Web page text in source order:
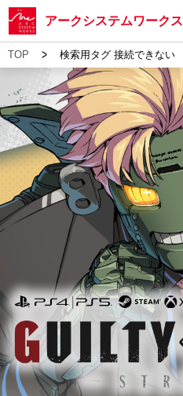
アークシステムワークス
TOP > 検索用タグ 接続できない